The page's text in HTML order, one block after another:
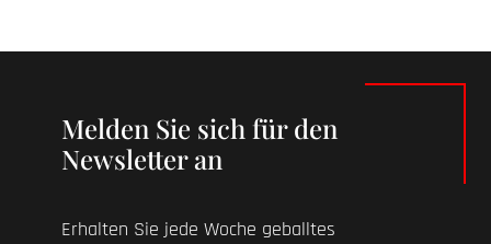
Melden Sie sich für den
Newsletter an
Erhalten Sie jede Woche geballtes